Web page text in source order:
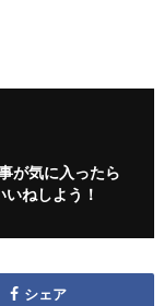
が気に入ったら
いねしよう！
シェア